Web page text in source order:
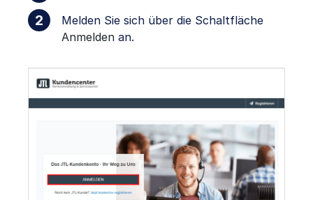
Melden Sie sich über die Schaltfläche
Anmelden an.